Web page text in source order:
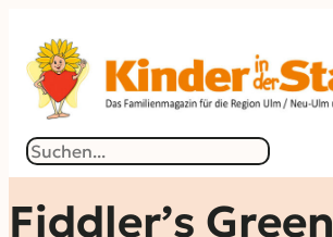
Suchen
Fiddler’s Green